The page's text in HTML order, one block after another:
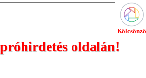
Kölcsönző
oldalán!